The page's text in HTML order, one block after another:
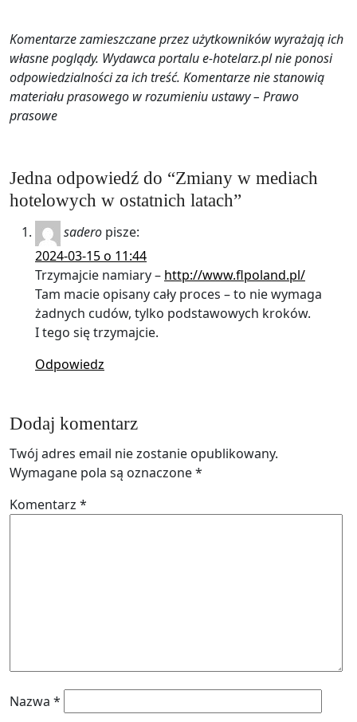
Komentarze zamieszczane przez użytkowników wyrażają ich
własne poglądy. Wydawca portalu e-hotelarz.pl nie ponosi
odpowiedzialności za ich treść. Komentarze nie stanowią
materiału prasowego w rozumieniu ustawy – Prawo
prasowe
Jedna odpowiedź do “Zmiany w mediach
hotelowych w ostatnich latach”
sadero pisze:
2024-03-15 o 11:44
Trzymajcie namiary – http://www.flpoland.pl/
Tam macie opisany cały proces – to nie wymaga
żadnych cudów, tylko podstawowych kroków.
I tego się trzymajcie.
Odpowiedz
Dodaj komentarz
Twój adres email nie zostanie opublikowany.
Wymagane pola są oznaczone*
Komentarz *
Nazwa *